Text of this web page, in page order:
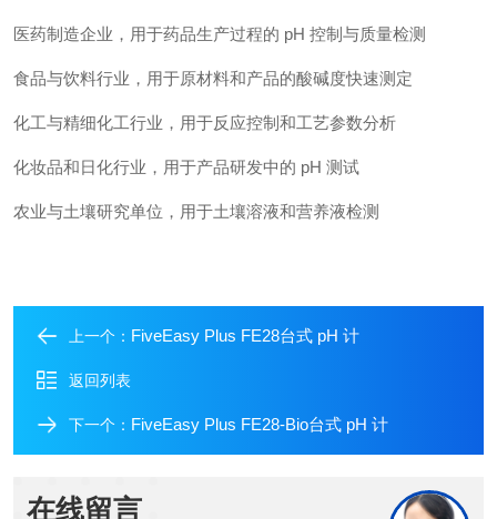
医药制造企业，用于药品生产过程的 pH 控制与质量检测
食品与饮料行业，用于原材料和产品的酸碱度快速测定
化工与精细化工行业，用于反应控制和工艺参数分析
化妆品和日化行业，用于产品研发中的 pH 测试
农业与土壤研究单位，用于土壤溶液和营养液检测
上一个： FiveEasy Plus FE28台式 pH 计
返回列表
下一个： FiveEasy Plus FE28-Bio台式 pH 计
在线留言